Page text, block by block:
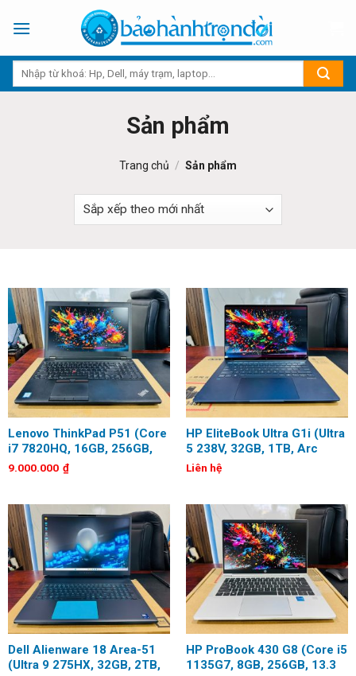
Sản phẩm
Trang chủ / Sản phẩm
Lenovo ThinkPad P51 (Core
i7 7820HQ, 16GB, 256GB,
Quadro M1200, 15.6 inch,
9.000.000 ₫
HP EliteBook Ultra G1i (Ultra
5 238V, 32GB, 1TB, Arc
130V 16GB, 14 inch, 2.8K,
Liên hệ
Dell Alienware 18 Area-51
(Ultra 9 275HX, 32GB, 2TB,
HP ProBook 430 G8 (Core i5
1135G7, 8GB, 256GB, 13.3